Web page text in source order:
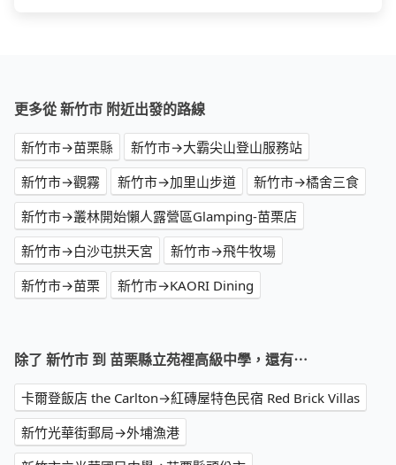
更多從 新竹市 附近出發的路線
新竹市→苗栗縣
新竹市→大霸尖山登山服務站
新竹市→觀霧
新竹市→加里山步道
新竹市→橘舍三食
新竹市→叢林開始懶人露營區Glamping-苗栗店
新竹市→白沙屯拱天宮
新竹市→飛牛牧場
新竹市→苗栗
新竹市→KAORI Dining
除了 新竹市 到 苗栗縣立苑裡高級中學，還有⋯
卡爾登飯店 the Carlton→紅磚屋特色民宿 Red Brick Villas
新竹光華街郵局→外埔漁港